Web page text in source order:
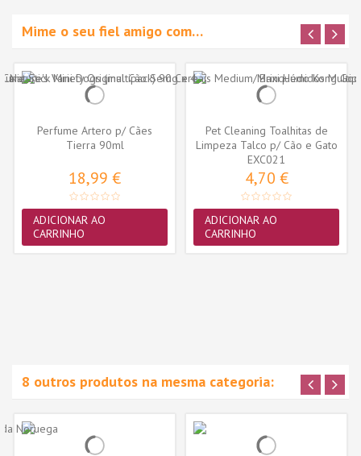
Mime o seu fiel amigo com…
Perfume Artero p/ Cães
Tierra 90ml
18,99 €
ADICIONAR AO
CARRINHO
Pet Cleaning Toalhitas de
Limpeza Talco p/ Cão e Gato
35...
EXC021
4,70 €
ADICIONAR AO
CARRINHO
8 outros produtos na mesma categoria: